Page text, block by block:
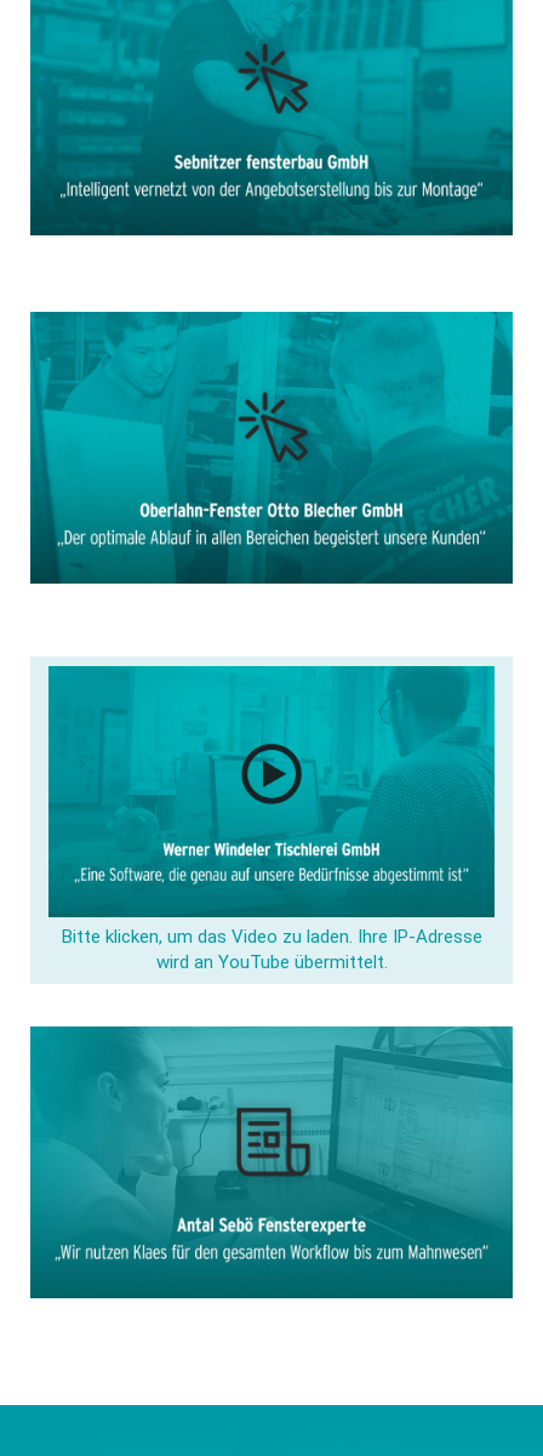
Bitte klicken, um das Video zu laden. Ihre IP-Adresse
wird an YouTube übermittelt.